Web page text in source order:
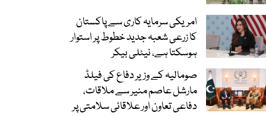
امریکی سرمایہ کاری سے پاکستان
کا زرعی شعبہ جدید خطوط پر استوار
ہوسکتا ہے، نیٹلی بیکر
صومالیہ کے وزیر دفاع کی فیلڈ
مارشل عاصم منیر سے ملاقات،
دفاعی تعاون اور علاقائی سلامتی پر